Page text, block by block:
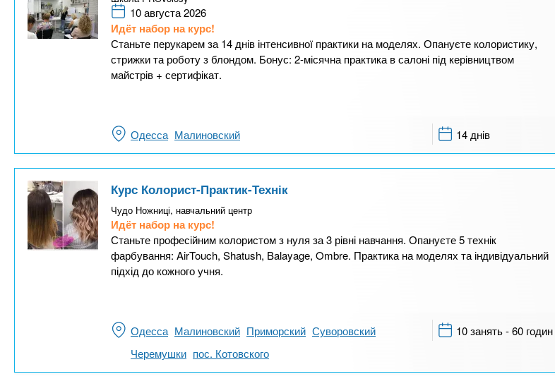
10 августа 2026
Идёт набор на курс!
Станьте перукарем за 14 днів інтенсивної практики на моделях. Опануєте колористику,
стрижки та роботу з блондом. Бонус: 2-місячна практика в салоні під керівництвом
майстрів + сертифікат.
Одесса Малиновский 14 днів
Курс Колорист-Практик-Технік
Чудо Ножниці, навчальний центр
Идёт набор на курс!
Станьте професійним колористом з нуля за 3 рівні навчання. Опануєте 5 технік
фарбування: AirTouch, Shatush, Balayage, Ombre. Практика на моделях та індивідуальний
підхід до кожного учня.
Одесса Малиновский Приморский Суворовский
Черемушки пос. Котовского
10 занять - 60 годин